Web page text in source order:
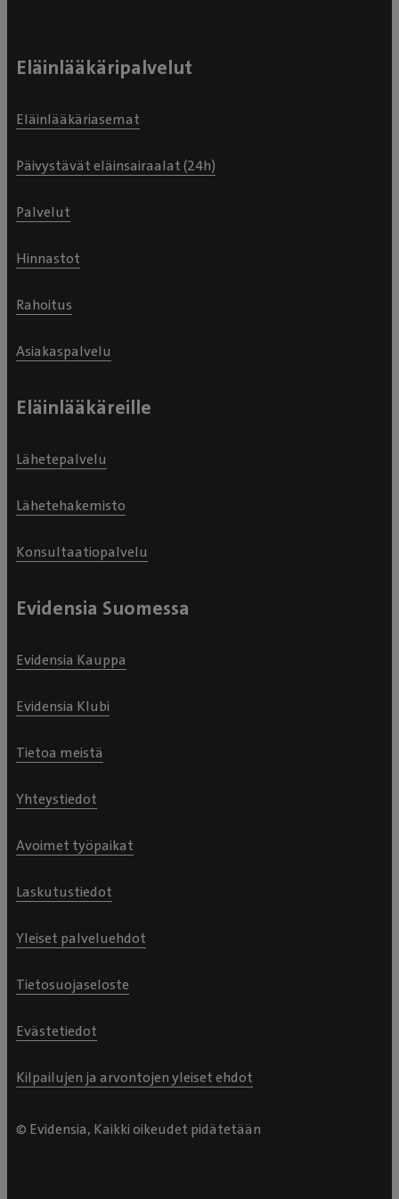
Eläinlääkäripalvelut
Eläinlääkäriasemat
Päivystävät eläinsairaalat (24h)
Palvelut
Hinnastot
Rahoitus
Asiakaspalvelu
Eläinlääkäreille
Lähetepalvelu
Lähetehakemisto
Konsultaatiopalvelu
Evidensia Suomessa
Evidensia Kauppa
Evidensia Klubi
Tietoa meistä
Yhteystiedot
Avoimet työpaikat
Laskutustiedot
Yleiset palveluehdot
Tietosuojaseloste
Evästetiedot
Kilpailujen ja arvontojen yleiset ehdot
© Evidensia, Kaikki oikeudet pidätetään